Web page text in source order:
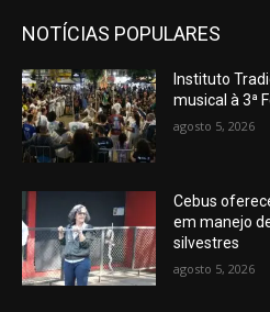
NOTÍCIAS POPULARES
Instituto
musical à 3ª
agosto 5, 2026
Cebus
em manejo
silvestres
agosto 5, 2026